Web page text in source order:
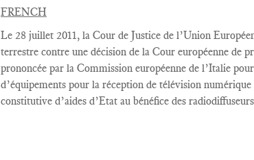
FRENCH
Le 28 juillet 2011, la Cour de Justice de l’Union
terrestre contre une décision de la Cour européenne de
prononcée par la Commission européenne de l’Italie
d’équipements pour la réception de télévision
constitutive d’aides d’Etat au bénéfice des